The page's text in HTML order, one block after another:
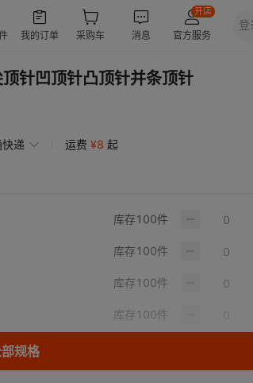
针凹顶针凸顶针并条顶针
递 运费 ¥8 起
库存100件
库存100件
库存100件
库存100件
规格